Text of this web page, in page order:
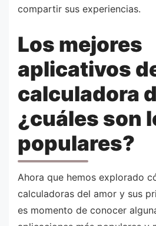
compartir sus experiencias.
Los mejores
aplicativos
calculadora
¿cuáles son
populares?
Ahora que hemos explorado
calculadoras del amor y sus
es momento de conocer